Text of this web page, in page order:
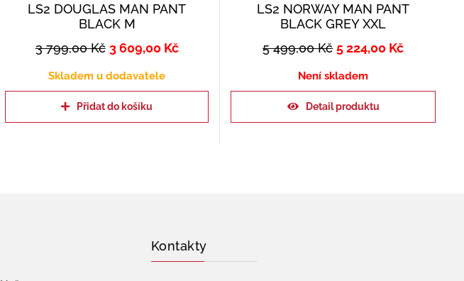
LS2 DOUGLAS MAN PANT
BLACK M
3 799,00Kč 3 609,00 Kč
Skladem u dodavatele
Přidat do košíku
LS2 NORWAY MAN PANT
BLACK GREY XXL
5 499,00Kč 5 224,00 Kč
Není skladem
Detail produktu
Kontakty